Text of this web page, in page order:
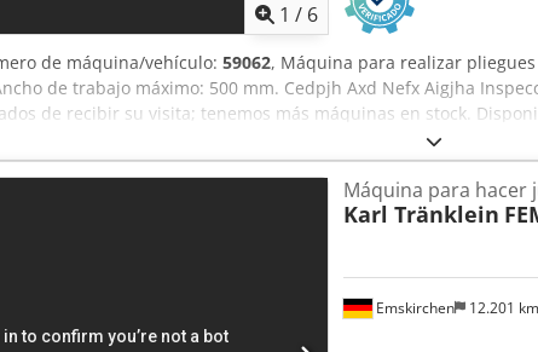
1 / 6
de máquina/vehículo: 59062, Máquina para realizar
de trabajo máximo: 500 mm. Cedpjh Axd Nefx Aigjha
de recibir su visita; tenemos más máquinas en stock.
Emskirchen 12.201 km
Máquina para hacer
Karl Tränklein